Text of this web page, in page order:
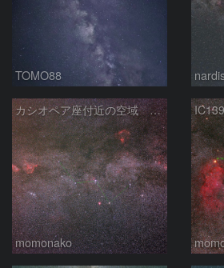
TOMO88
カシオペア座付近の空域 260720
momonako